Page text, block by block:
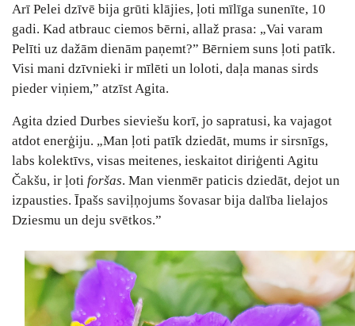
Arī Pelei dzīvē bija grūti klājies, ļoti mīlīga sunenīte, 10
gadi. Kad atbrauc ciemos bērni, allaž prasa: „Vai varam
Pelīti uz dažām dienām paņemt?” Bērniem suns ļoti patīk.
Visi mani dzīvnieki ir mīlēti un loloti, daļa manas sirds
pieder viņiem,” atzīst Agita.
Agita dzied Durbes sieviešu korī, jo sapratusi, ka vajagot
atdot enerģiju. „Man ļoti patīk dziedāt, mums ir sirsnīgs,
labs kolektīvs, visas meitenes, ieskaitot diriģenti Agitu
Čakšu, ir ļoti foršas. Man vienmēr paticis dziedāt, dejot un
izpausties. Īpašs saviļņojums šovasar bija dalība lielajos
Dziesmu un deju svētkos.”